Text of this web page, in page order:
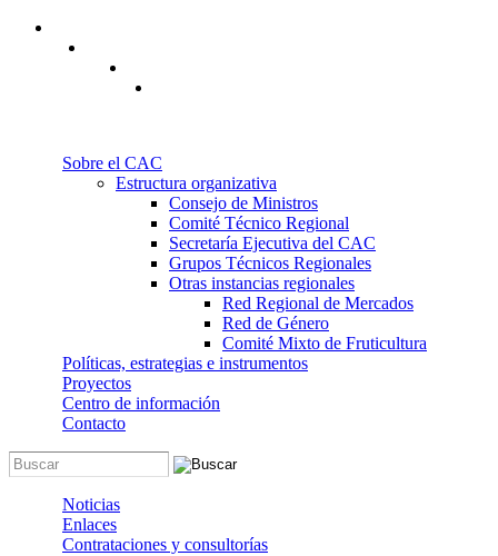
Pasar al contenido principal
Sobre el CAC
Estructura organizativa
Consejo de Ministros
Comité Técnico Regional
Secretaría Ejecutiva del CAC
Grupos Técnicos Regionales
Otras instancias regionales
Red Regional de Mercados
Red de Género
Comité Mixto de Fruticultura
Políticas, estrategias e instrumentos
Proyectos
Centro de información
Contacto
Buscar
Noticias
Enlaces
Contrataciones y consultorías